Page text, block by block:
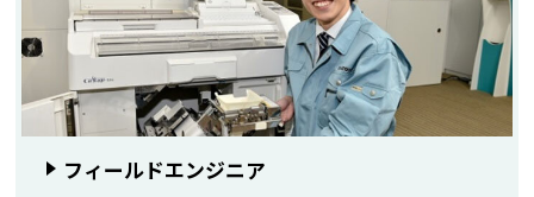
フィールドエンジニア